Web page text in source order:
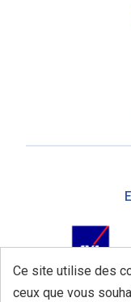
Ce site utilise des
ceux que vous